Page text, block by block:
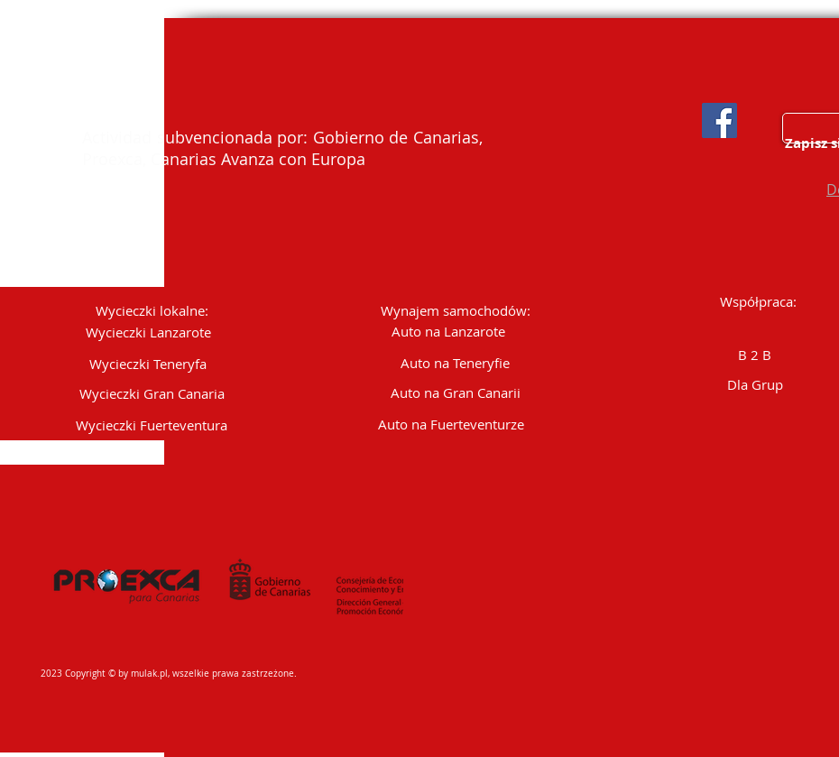
Actividad subvencionada por: Gobierno de Canarias,
Proexca, Canarias Avanza con Europa
Zapisz
Wycieczki lokalne:
Wycieczki Lanzarote
Wycieczki Teneryfa
Wycieczki Gran Canaria
Wycieczki Fuerteventura
Wynajem samochodów:
Auto na Lanzarote
Auto na Teneryfie
Auto na Gran Canarii
Auto na Fuerteventurze
Współpraca:
B 2 B
Dla Grup
2023 Copyright © by mulak.pl, wszelkie prawa zastrzeżone.